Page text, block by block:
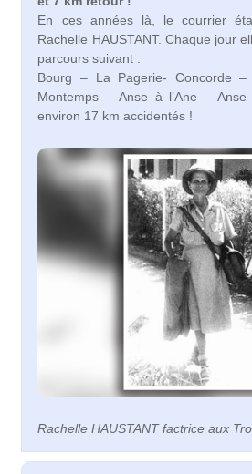
En ces années là, le courrier
Rachelle HAUSTANT. Chaque jour
parcours suivant :
Bourg – La Pagerie- Concorde
Montemps – Anse à l’Ane –
environ 17 km accidentés !
Rachelle HAUSTANT factrice aux